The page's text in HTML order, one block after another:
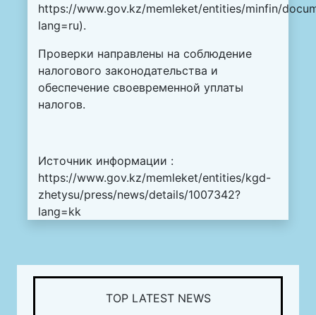
https://www.gov.kz/memleket/entities/minfin/
lang=ru).
Проверки направлены на соблюдение
налогового законодательства и
обеспечение своевременной уплаты
налогов.
Источник информации :
https://www.gov.kz/memleket/entities/kgd-
zhetysu/press/news/details/1007342?
lang=kk
TOP LATEST NEWS